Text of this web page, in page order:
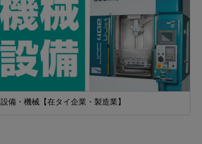
設備・機械【在タイ企業・製造業】